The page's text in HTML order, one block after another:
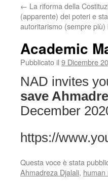
← La riforma della
(apparente) dei poteri e
autoritarismo (sempre più)
Academic
Pubblicato il 9 Dicembre
NAD invites
save
December
https://
Questa voce è stata
Ahmadreza Djalali, human